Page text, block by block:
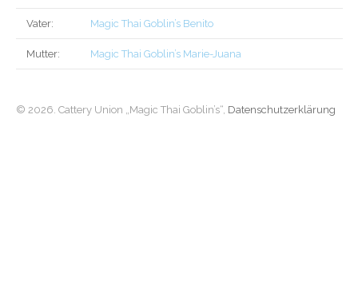
Vater: Magic Thai Goblin’s Benito
Mutter: Magic Thai Goblin’s Marie-Juana
© 2026. Cattery Union „Magic Thai Goblin’s“, Datenschutzerklärung